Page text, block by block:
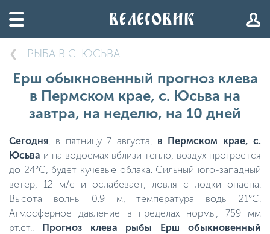
РЫБА В С. ЮСЬВА
Ерш обыкновенный прогноз клева
в Пермском крае, с. Юсьва на
завтра, на неделю, на 10 дней
Сегодня, в пятницу 7 августа, в Пермском крае, с.
Юсьва и на водоемах вблизи тепло, воздух прогреется
до 24°C, будет кучевые облака. Сильный юго-западный
ветер, 12 м/с и ослабевает, ловля с лодки опасна.
Высота волны 0.9 м, температура воды 21°C.
Атмосферное давление в пределах нормы, 759 мм
рт.ст.. Прогноз клева рыбы Ерш обыкновенный